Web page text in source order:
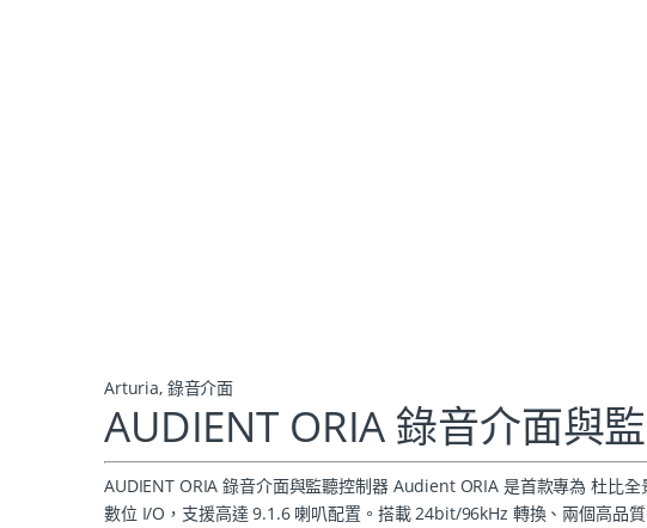
Arturia, 錄音介面
AUDIENT ORIA 錄音介面與
AUDIENT ORIA 錄音介面與監聽控制器 Audient ORIA 是首款專為 杜比
數位 I/O，支援高達 9.1.6 喇叭配置。搭載 24bit/96kHz 轉換、兩個高品